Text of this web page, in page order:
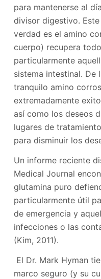
para mantenerse al
divisor digestivo.
verdad es el amino
cuerpo) recupera
particularmente
sistema intestinal. De
tranquilo amino
extremadamente
así como los deseos
lugares de
para disminuir los
Un informe reciente
Medical Journal
glutamina puro
particularmente útil
de emergencia y
infecciones o las
(Kim, 2011).
El Dr. Mark Hyman
marco seguro (y su